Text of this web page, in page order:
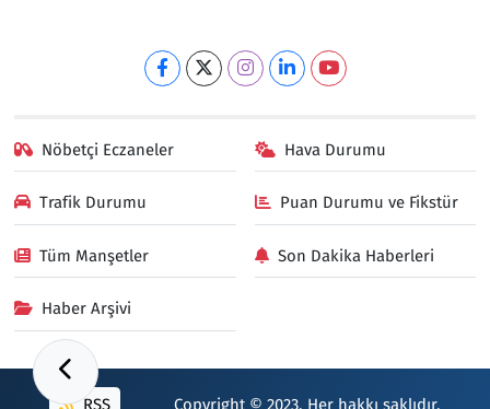
Nöbetçi Eczaneler Hava Durumu
Trafik Durumu Puan Durumu ve Fikstür
Tüm Manşetler Son Dakika Haberleri
Haber Arşivi
RSS Copyright © 2023. Her hakkı saklıdır.